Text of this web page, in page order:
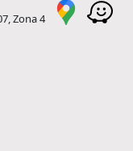
Zona 4